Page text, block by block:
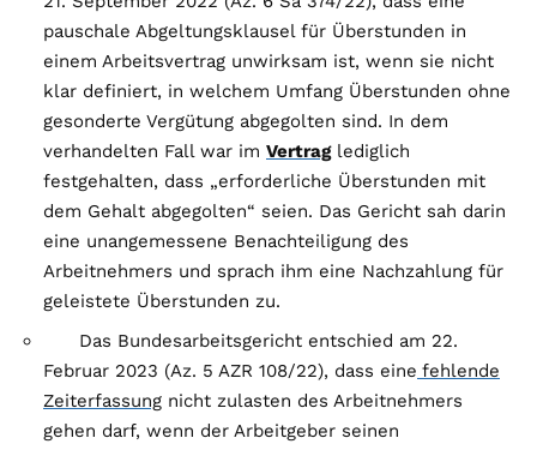
pauschale Abgeltungsklausel für Überstunden in
einem Arbeitsvertrag unwirksam ist, wenn sie nicht
klar definiert, in welchem Umfang Überstunden ohne
gesonderte Vergütung abgegolten sind. In dem
verhandelten Fall war im Vertraglediglich
festgehalten, dass „erforderliche Überstunden mit
dem Gehalt abgegolten“ seien. Das Gericht sah darin
eine unangemessene Benachteiligung des
Arbeitnehmers und sprach ihm eine Nachzahlung für
geleistete Überstunden zu.
Das Bundesarbeitsgericht entschied am 22.
Februar 2023 (Az. 5 AZR 108/22), dass eine fehlende
Zeiterfassung nicht zulasten des Arbeitnehmers
gehen darf, wenn der Arbeitgeber seinen